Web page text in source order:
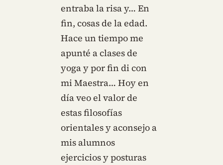
entraba la risa y… En
fin, cosas de la edad.
Hace un tiempo me
apunté a clases de
yoga y por fin di con
mi Maestra… Hoy en
día veo el valor de
estas filosofías
orientales y aconsejo a
mis alumnos
ejercicios y posturas